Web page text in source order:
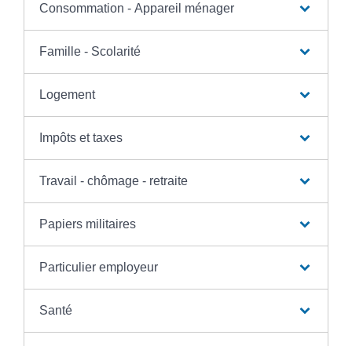
Consommation - Appareil ménager
Famille - Scolarité
Logement
Impôts et taxes
Travail - chômage - retraite
Papiers militaires
Particulier employeur
Santé